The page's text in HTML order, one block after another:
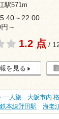
駅571m
～22:00
～
1.2 点 /
を見る
一人旅
大阪市内
本線野田駅 海老